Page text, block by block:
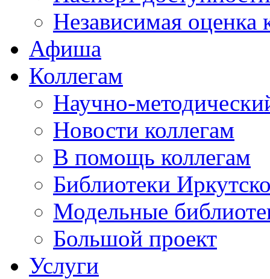
Независимая оценка
Афиша
Коллегам
Научно-
Новости коллегам
В помощь коллегам
Библиотеки
Модельные
Большой проект
Услуги